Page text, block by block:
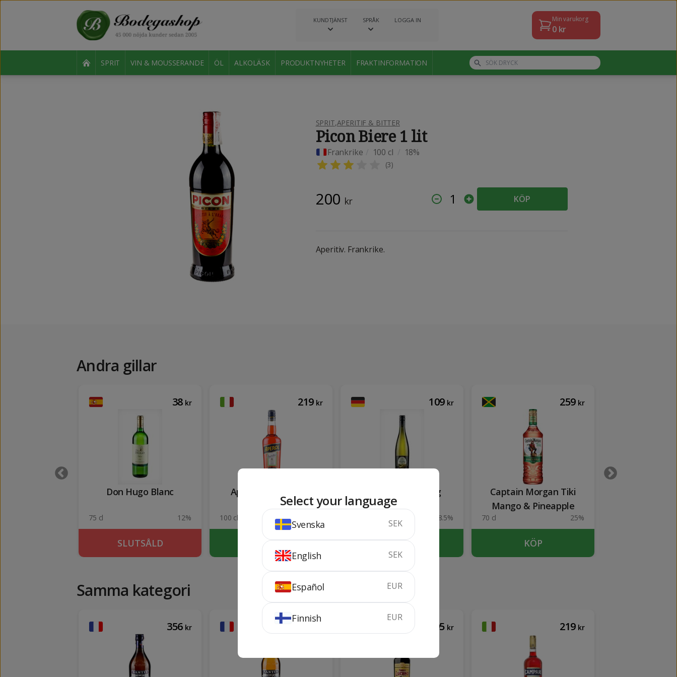
KUNDTJÄNST SPRÅK LOGGA IN Min varukorg
0kr
SPRIT VIN & MOUSSERANDE ÖL ALKOLÄSK PRODUKTNYHETER FRAKTINFORMATION
SPRIT,APERITIF & BITTER
Picon Biere 1 lit
Frankrike 100 cl 18%
(3)
200 kr 1 KÖP
Aperitiv. Frankrike.
Andra gillar
38 kr
Don Hugo Blanc
75 cl 12%
SLUTSÅLD
219 kr
Aperol Barbero 1 lit
100 cl
KÖP
109 kr
Moselland Riesling
2024
8.5%
KÖP
259 kr
Captain Morgan Tiki
Mango & Pineapple
70 cl 25%
KÖP
Samma kategori
356 kr 295 kr 219 kr
Select your language
Svenska SEK
English SEK
Español EUR
Finnish EUR